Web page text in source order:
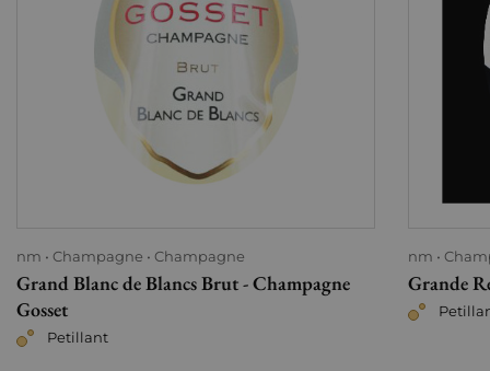
nm Champagne Champagne
Grand Blanc de Blancs Brut - Champagne
Gosset
Petillant
nm
Grande